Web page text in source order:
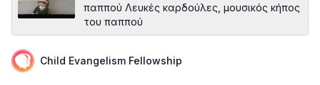
παππού Λευκές καρδούλες, μουσικός κήπος
του παππού
Child Evangelism Fellowship